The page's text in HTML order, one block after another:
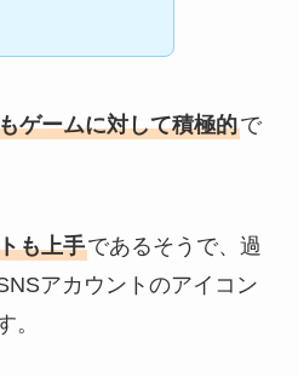
ゲームに対して積極的で
も上手であるそうで、過
アカウントのアイコン
。